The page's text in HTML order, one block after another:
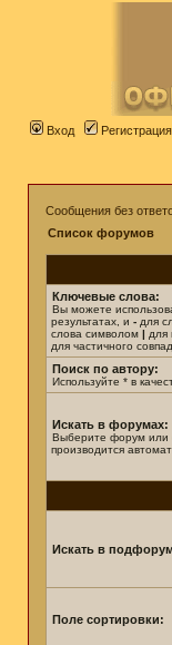
Вход Регистрация
Сообщения без
Список форумов
Ключевые слова:
Вы можете
результатах, и - для
слова символом | для
для частичного
Поиск по автору:
Используйте * в
Искать в форумах:
Выберите форум или
производится
Искать в
Поле сортировки: